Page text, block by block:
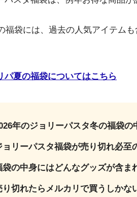
福袋には、過去の人気アイテム
パ夏の福袋についてはこちら
年のジョリーパスタ冬の福袋の
ョリーパスタ福袋が売り切れ必至
袋の中身にはどんなグッズが含ま
り切れたらメルカリで買うしかな